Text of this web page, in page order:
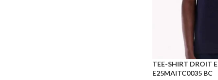
TEE-SHIRT DROIT
E25MAITC0035 BC